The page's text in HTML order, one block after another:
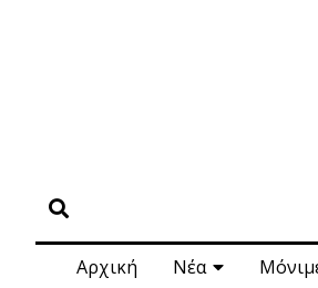
Αρχική Νέα